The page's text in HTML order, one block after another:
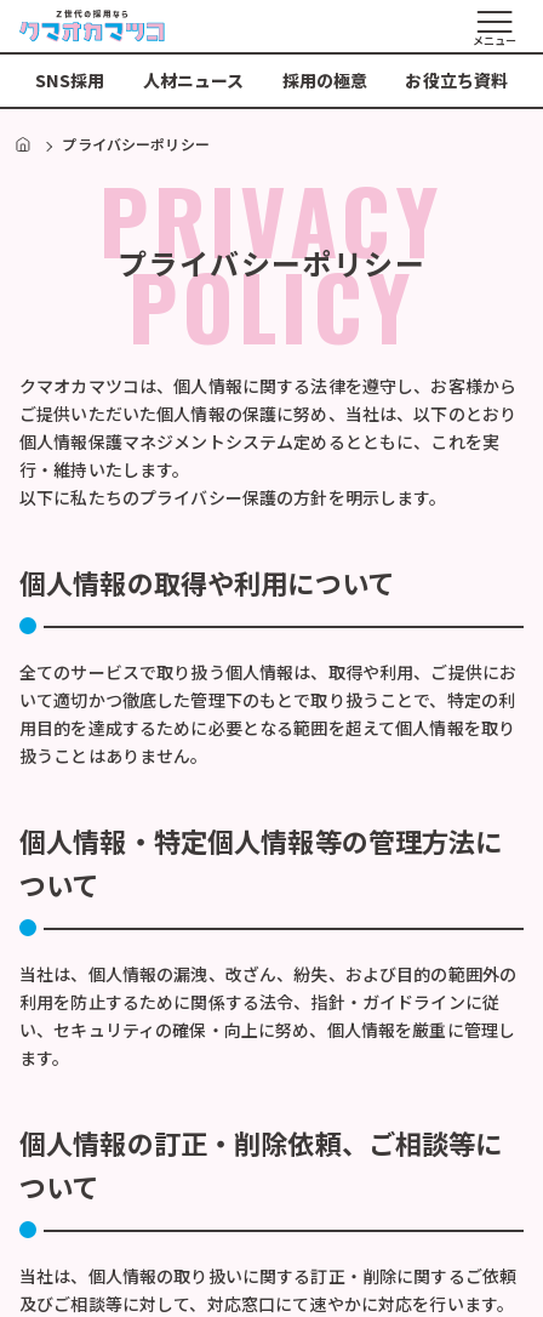
SNS採用 人材ニュース 採用の極意 お役立ち資料
メニュー
HOMEプライバシーポリシー
プライバシーポリシー
PRIVACY
POLICY
クマオカマツコは、個人情報に関する法律を遵守し、お客様から
ご提供いただいた個人情報の保護に努め、当社は、以下のとおり
個人情報保護マネジメントシステム定めるとともに、これを実
行・維持いたします。
以下に私たちのプライバシー保護の方針を明示します。
個人情報の取得や利用について
全てのサービスで取り扱う個人情報は、取得や利用、ご提供にお
いて適切かつ徹底した管理下のもとで取り扱うことで、特定の利
用目的を達成するために必要となる範囲を超えて個人情報を取り
扱うことはありません。
個人情報・特定個人情報等の管理方法に
ついて
当社は、個人情報の漏洩、改ざん、紛失、および目的の範囲外の
利用を防止するために関係する法令、指針・ガイドラインに従
い、セキュリティの確保・向上に努め、個人情報を厳重に管理し
ます。
個人情報の訂正・削除依頼、ご相談等に
ついて
当社は、個人情報の取り扱いに関する訂正・削除に関するご依頼
及びご相談等に対して、対応窓口にて速やかに対応を行います。